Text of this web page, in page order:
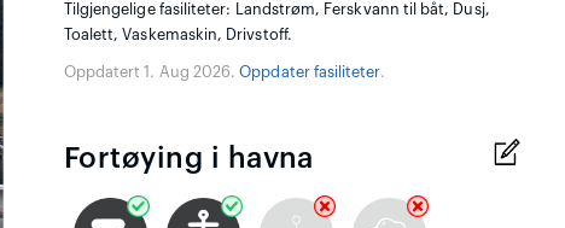
Tilgjengelige fasiliteter: Landstrøm, Ferskvann til båt, Dusj,
Toalett, Vaskemaskin, Drivstoff.
Oppdatert 1. Aug 2026.Oppdater fasiliteter.
Fortøying i havna